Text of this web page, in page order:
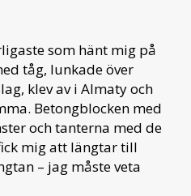
som hänt mig på
tåg, lunkade över
klev av i Almaty och
Betongblocken med
och tanterna med de
mig att längtar till
– jag måste veta